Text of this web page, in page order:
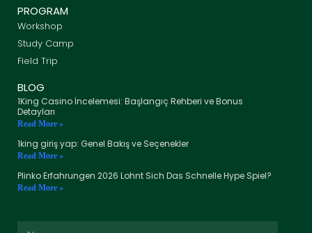
PROGRAM
Workshop
Study Camp
Field Trip
BLOG
1King Casino İncelemesi: Başlangıç Rehberi ve Bonus
Detayları
Read More »
1king giriş yap: Genel Bakış ve Seçenekler
Read More »
Plinko Erfahrungen 2026 Lohnt Sich Das Schnelle Hype Spiel?
Read More »